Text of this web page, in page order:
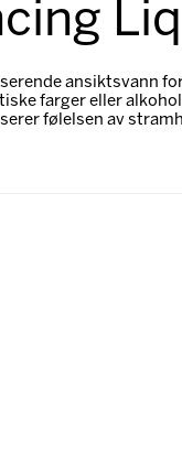
ansiktsvann
farger eller
følelsen av